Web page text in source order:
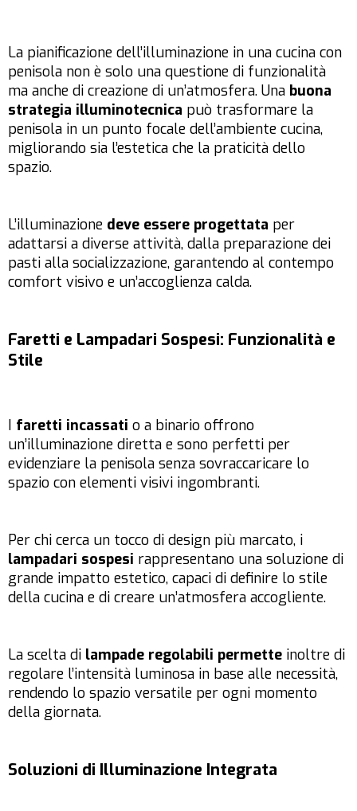
La pianificazione dell’illuminazione in una cucina con
penisola non è solo una questione di funzionalità
ma anche di creazione di un’atmosfera. Una buona
strategia illuminotecnica può trasformare la
penisola in un punto focale dell’ambiente cucina,
migliorando sia l’estetica che la praticità dello
spazio.
L’illuminazione deve essere progettata per
adattarsi a diverse attività, dalla preparazione dei
pasti alla socializzazione, garantendo al contempo
comfort visivo e un’accoglienza calda.
Faretti e Lampadari Sospesi: Funzionalità e
Stile
I faretti incassati o a binario offrono
un’illuminazione diretta e sono perfetti per
evidenziare la penisola senza sovraccaricare lo
spazio con elementi visivi ingombranti.
Per chi cerca un tocco di design più marcato, i
lampadari sospesi rappresentano una soluzione di
grande impatto estetico, capaci di definire lo stile
della cucina e di creare un’atmosfera accogliente.
La scelta di lampade regolabili permette inoltre di
regolare l’intensità luminosa in base alle necessità,
rendendo lo spazio versatile per ogni momento
della giornata.
Soluzioni di Illuminazione Integrata